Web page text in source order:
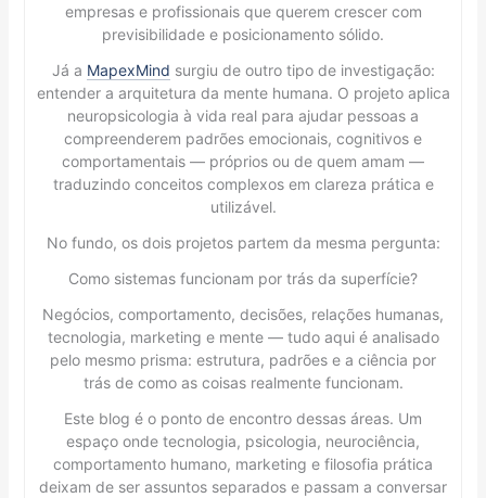
empresas e profissionais que querem crescer com
previsibilidade e posicionamento sólido.
Já a MapexMind surgiu de outro tipo de investigação:
entender a arquitetura da mente humana. O projeto aplica
neuropsicologia à vida real para ajudar pessoas a
compreenderem padrões emocionais, cognitivos e
comportamentais — próprios ou de quem amam —
traduzindo conceitos complexos em clareza prática e
utilizável.
No fundo, os dois projetos partem da mesma pergunta:
Como sistemas funcionam por trás da superfície?
Negócios, comportamento, decisões, relações humanas,
tecnologia, marketing e mente — tudo aqui é analisado
pelo mesmo prisma: estrutura, padrões e a ciência por
trás de como as coisas realmente funcionam.
Este blog é o ponto de encontro dessas áreas. Um
espaço onde tecnologia, psicologia, neurociência,
comportamento humano, marketing e filosofia prática
deixam de ser assuntos separados e passam a conversar